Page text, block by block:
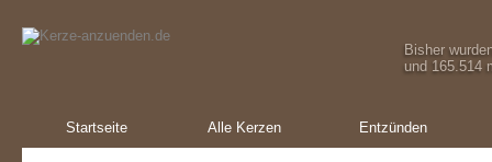
Bisher
und 165.514
Startseite Alle Kerzen Entzünden